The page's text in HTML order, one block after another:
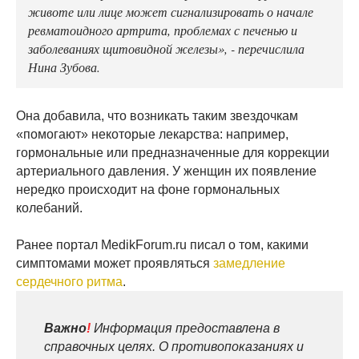
животе или лице может сигнализировать о начале
ревматоидного артрита, проблемах с печенью и
заболеваниях щитовидной железы», - перечислила
Нина Зубова.
Она добавила, что возникать таким звездочкам
«помогают» некоторые лекарства: например,
гормональные или предназначенные для коррекции
артериального давления. У женщин их появление
нередко происходит на фоне гормональных
колебаний.
Ранее портал MedikForum.ru писал о том, какими
симптомами может проявляться замедление
сердечного ритма.
Важно! Информация предоставлена в
справочных целях. О противопоказаниях и